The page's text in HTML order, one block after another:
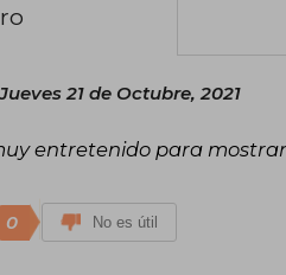
Jueves 21 de Octubre, 2021
entretenido para
0 No es útil